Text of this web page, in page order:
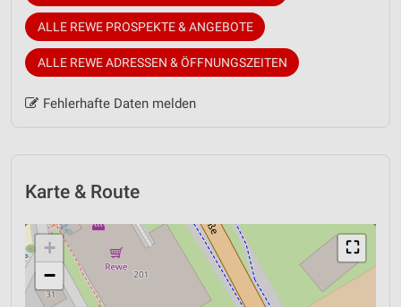
ALLE REWE PROSPEKTE & ANGEBOTE
ALLE REWE ADRESSEN & ÖFFNUNGSZEITEN
Fehlerhafte Daten melden
Karte & Route
⛶
+
−